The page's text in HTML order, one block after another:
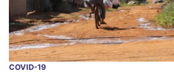
COVID-19